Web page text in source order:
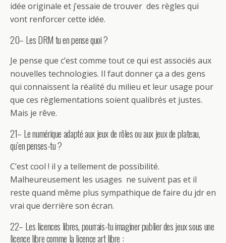
idée originale et j’essaie de trouver des règles qui
vont renforcer cette idée.
20– Les DRM tu en pense quoi ?
Je pense que c’est comme tout ce qui est associés aux
nouvelles technologies. Il faut donner ça a des gens
qui connaissent la réalité du milieu et leur usage pour
que ces règlementations soient qualibrés et justes.
Mais je rêve.
21– Le numérique adapté aux jeux de rôles ou aux jeux de plateau,
qu’en penses-tu ?
C’est cool ! il y a tellement de possibilité.
Malheureusement les usages ne suivent pas et il
reste quand même plus sympathique de faire du jdr en
vrai que derrière son écran.
22– Les licences libres, pourrais-tu imaginer publier des jeux sous une
licence libre comme la licence art libre :